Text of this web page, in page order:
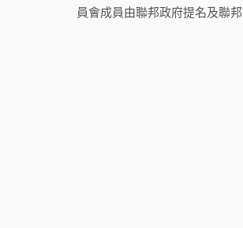
員會成員由聯邦政府提名及聯